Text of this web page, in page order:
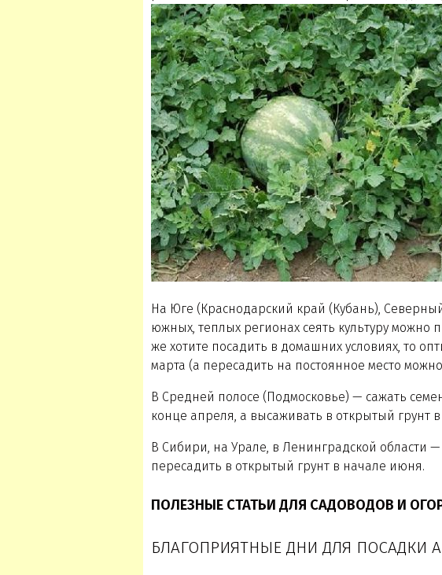
На Юге (Краснодарский край (Кубань),
южных, теплых регионах сеять культуру можно
же хотите посадить в домашних условиях, то
марта (а пересадить на постоянное место
В Средней полосе (Подмосковье) — сажать
конце апреля, а высаживать в открытый грунт
В Сибири, на Урале, в Ленинградской области
пересадить в открытый грунт в начале июня.
ПОЛЕЗНЫЕ СТАТЬИ ДЛЯ САДОВОДОВ И
БЛАГОПРИЯТНЫЕ ДНИ ДЛЯ ПОСАДКИ